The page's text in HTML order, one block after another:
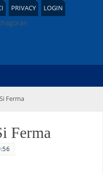
PRIVACY LOGIN
Ferma
Ferma